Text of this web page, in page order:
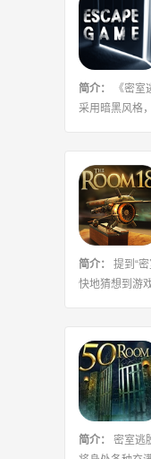
简介：
《密
采用暗黑风格
简介：
提到“
快地猜想到游
简介：
密室逃